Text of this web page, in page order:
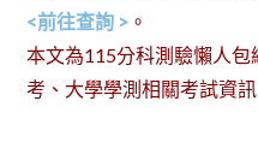
<前往查詢 > 。
本文為115分科測驗懶人
考、大學學測相關考試資訊